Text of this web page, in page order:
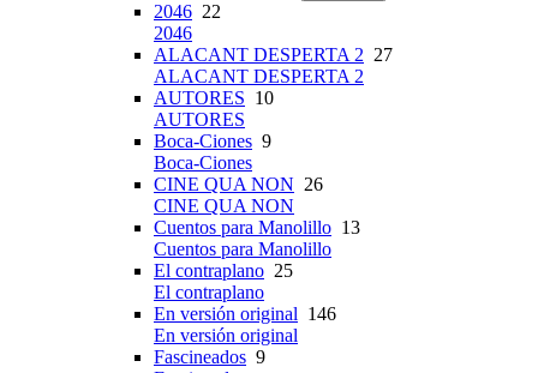
2046 22
2046
ALACANT DESPERTA 2 27
ALACANT DESPERTA 2
AUTORES 10
AUTORES
Boca-Ciones 9
Boca-Ciones
CINE QUA NON 26
CINE QUA NON
Cuentos para Manolillo 13
Cuentos para Manolillo
El contraplano 25
El contraplano
En versión original 146
En versión original
Fascineados 9